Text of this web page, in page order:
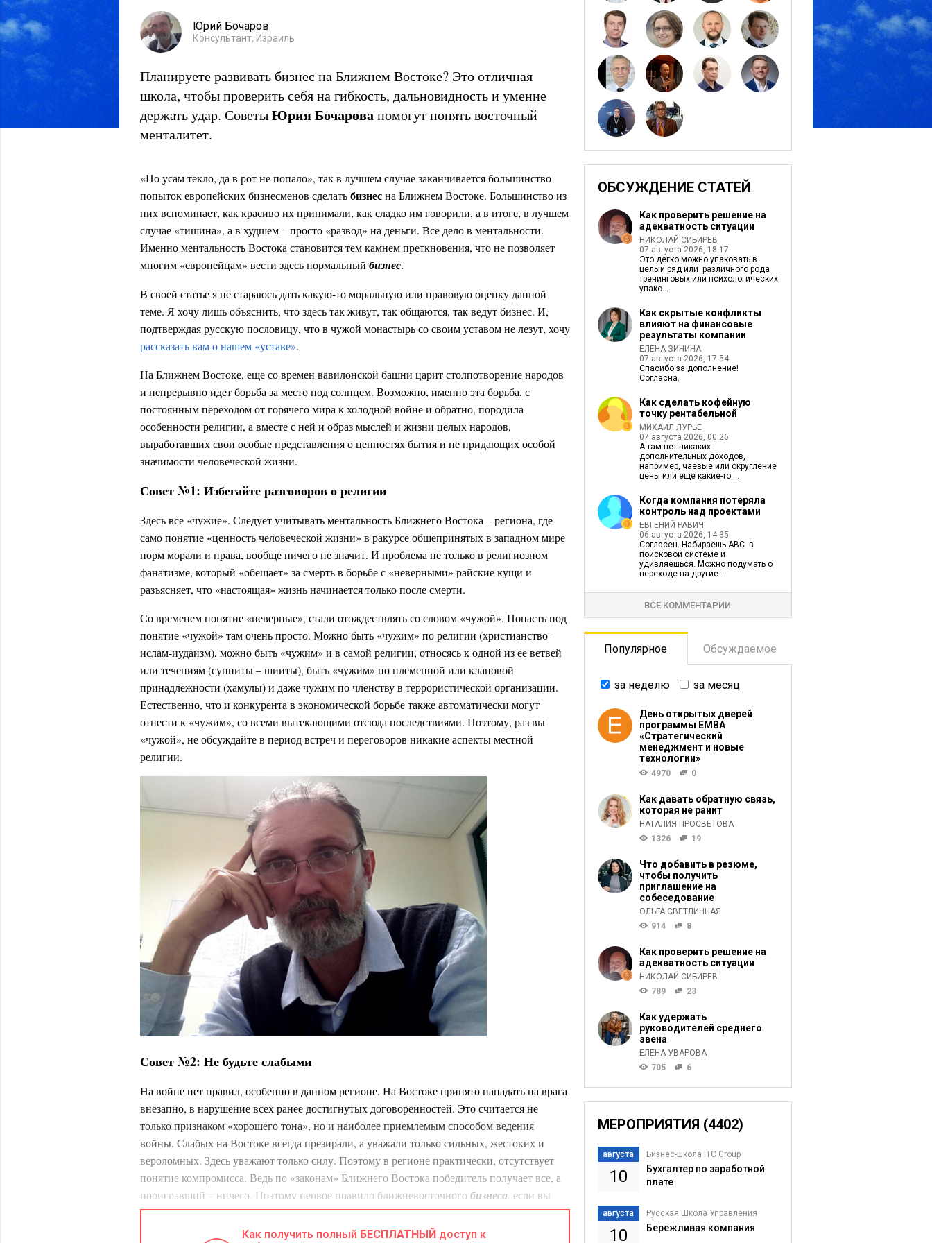
Юрий Бочаров
Консультант, Израиль
Планируете развивать бизнес на Ближнем Востоке? Это отличная
школа, чтобы проверить себя на гибкость, дальновидность и умение
держать удар. СоветыЮрия Бочаровапомогут понять восточный
менталитет.
«По усам текло, да в рот не попало», так в лучшем случае заканчивается большинство
попыток европейских бизнесменов сделатьбизнесна Ближнем Востоке. Большинство из
них вспоминает, как красиво их принимали, как сладко им говорили, а в итоге, в лучшем
случае «тишина», а в худшем – просто «развод» на деньги. Все дело в ментальности.
Именно ментальность Востока становится тем камнем преткновения, что не позволяет
многим «европейцам» вести здесь нормальный бизнес.
В своей статье я не стараюсь дать какую-то моральную или правовую оценку данной
теме. Я хочу лишь объяснить, что здесь так живут, так общаются, так ведут бизнес. И,
подтверждая русскую пословицу, что в чужой монастырь со своим уставом не лезут, хочу
рассказать вам о нашем «уставе».
На Ближнем Востоке, еще со времен вавилонской башни царит столпотворение народов
и непрерывно идет борьба за место под солнцем. Возможно, именно эта борьба, с
постоянным переходом от горячего мира к холодной войне и обратно, породила
особенности религии, а вместе с ней и образ мыслей и жизни целых народов,
выработавших свои особые представления о ценностях бытия и не придающих особой
значимости человеческой жизни.
Совет №1: Избегайте разговоров о религии
Здесь все «чужие». Следует учитывать ментальность Ближнего Востока – региона, где
само понятие «ценность человеческой жизни» в ракурсе общепринятых в западном мире
норм морали и права, вообще ничего не значит. И проблема не только в религиозном
фанатизме, который «обещает» за смерть в борьбе с «неверными» райские кущи и
разъясняет, что «настоящая» жизнь начинается только после смерти.
Со временем понятие «неверные», стали отождествлять со словом «чужой». Попасть под
понятие «чужой» там очень просто. Можно быть «чужим» по религии (христианство-
ислам-иудаизм), можно быть «чужим» и в самой религии, относясь к одной из ее ветвей
или течениям (сунниты – шииты), быть «чужим» по племенной или клановой
принадлежности (хамулы) и даже чужим по членству в террористической организации.
Естественно, что и конкурента в экономической борьбе также автоматически могут
отнести к «чужим», со всеми вытекающими отсюда последствиями. Поэтому, раз вы
«чужой», не обсуждайте в период встреч и переговоров никакие аспекты местной
религии.
Совет №2: Не будьте слабыми
На войне нет правил, особенно в данном регионе. На Востоке принято нападать на врага
внезапно, в нарушение всех ранее достигнутых договоренностей. Это считается не
только признаком «хорошего тона», но и наиболее приемлемым способом ведения
войны. Слабых на Востоке всегда презирали, а уважали только сильных, жестоких и
вероломных. Здесь уважают только силу. Поэтому в регионе практически, отсутствует
понятие компромисса. Ведь по «законам» Ближнего Востока победитель получает все, а
проигравший – ничего. Поэтому первое правило ближневосточного бизнеса, если вы
«слабый» и вас можно кинуть, вас обязательно кинут. Поэтому всегда и любыми
средствами следует добиваться выполнения всех своих требований. Любая уступка
Как получить полный БЕСПЛАТНЫЙ доступ к
ОБСУЖДЕНИЕ СТАТЕЙ
Как проверить решение на
адекватность ситуации
НИКОЛАЙ СИБИРЕВ
07 августа 2026, 18:17
Это дегко можно упаковать в
целый ряд или различного рода
тренинговых или психологических
упако...
Как скрытые конфликты
влияют на финансовые
результаты компании
ЕЛЕНА ЗИНИНА
07 августа 2026, 17:54
Спасибо за дополнение!
Согласна.
Как сделать кофейную
точку рентабельной
МИХАИЛ ЛУРЬЕ
07 августа 2026, 00:26
А там нет никаких
дополнительных доходов,
например, чаевые или округление
цены или еще какие-то ...
Когда компания потеряла
контроль над проектами
ЕВГЕНИЙ РАВИЧ
06 августа 2026, 14:35
Согласен. Набираешь ABC в
поисковой системе и
удивляешься. Можно подумать о
переходе на другие ...
ВСЕ КОММЕНТАРИИ
Популярное Обсуждаемое
за неделю за месяц
День открытых дверей
программы ЕМВА
«Стратегический
менеджмент и новые
технологии»
4970 0
Как давать обратную связь,
которая не ранит
НАТАЛИЯ ПРОСВЕТОВА
1326
19
Что добавить в резюме,
чтобы получить
приглашение на
собеседование
ОЛЬГА СВЕТЛИЧНАЯ
914
8
Как проверить решение на
адекватность ситуации
НИКОЛАЙ СИБИРЕВ
789
23
Как удержать
руководителей среднего
звена
ЕЛЕНА УВАРОВА
705
6
МЕРОПРИЯТИЯ (4402)
августа
10
Бизнес-школа ITC Group
Бухгалтер по заработной
плате
августа
10
Русская Школа Управления
Бережливая компания